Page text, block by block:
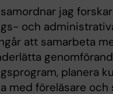
jag
och
att samarbeta
planera
med föreläsare